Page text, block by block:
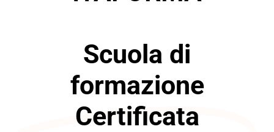
Scuola di
formazione
Certificata